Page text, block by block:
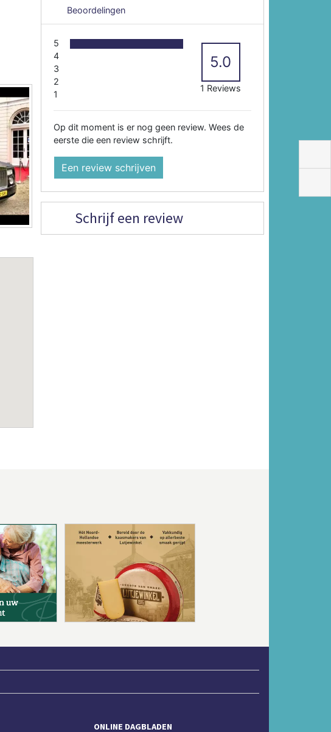
Beoordelingen
5
4
3
2
1
5.0
1 Reviews
Op dit moment is er nog geen review. Wees de
eerste die een review schrijft.
Een review schrijven
Schrijf een review
ONLINE DAGBLADEN